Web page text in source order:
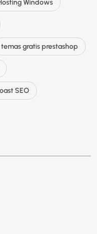
Windows
temas gratis prestashop
SEO